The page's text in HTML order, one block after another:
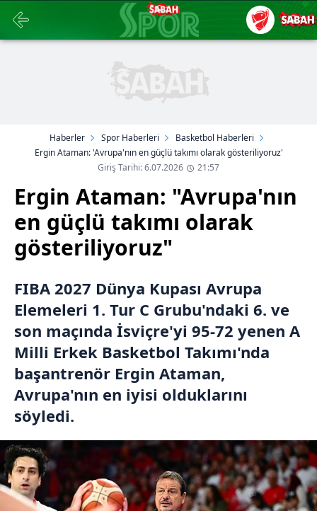
Haberler Spor Haberleri
Basketbol Haberleri
Ergin Ataman: 'Avrupa'nın en güçlü takımı olarak gösteriliyoruz'
Giriş Tarihi: 6.07.2026
21:57
Ergin Ataman: "Avrupa'nın
en güçlü takımı olarak
gösteriliyoruz"
FIBA 2027 Dünya Kupası Avrupa
Elemeleri 1. Tur C Grubu'ndaki 6. ve
son maçında İsviçre'yi 95-72 yenen A
Milli Erkek Basketbol Takımı'nda
başantrenör Ergin Ataman,
Avrupa'nın en iyisi olduklarını
söyledi.